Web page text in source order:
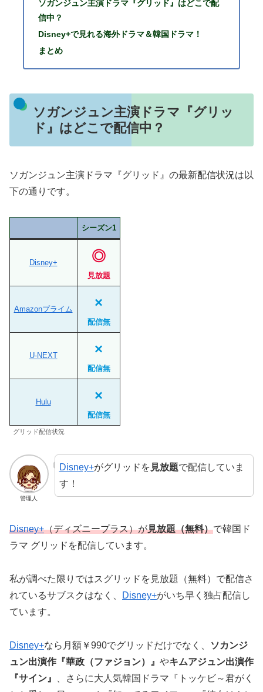
ソガンジュン主演ドラマ『グリッド』はどこで配
信中？
Disney+で見れる海外ドラマ＆韓国ドラマ！
まとめ
ソガンジュン主演ドラマ『グリッ
ド』はどこで配信中？
ソガンジュン主演ドラマ『グリッド』の最新配信状況は以
下の通りです。
シーズン1
Disney+ ◎
見放題
Amazonプライム ×
配信無
U-NEXT ×
配信無
Hulu ×
配信無
グリッド配信状況
管理人
Disney+がグリッドを 見放題で配信していま
す！
Disney+（ディズニープラス）が見放題（無料）で韓国ド
ラマ グリッドを配信しています。
私が調べた限りではスグリッドを見放題（無料）で配信さ
れているサブスクはなく、
Disney+がいち早く独占配信し
ています。
Disney+なら月額￥990でグリッドだけでなく、
ソカンジ
ュン出演作『華政（ファジョン）』 やキムアジュン出演作
『サイン』
、さらに大人気韓国ドラマ『トッケビ～君がく